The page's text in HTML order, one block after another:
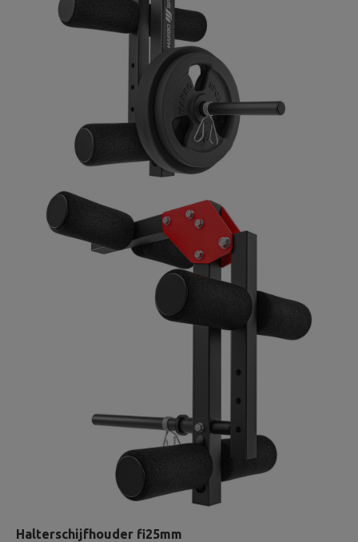
Halterschijfhouder fi25mm